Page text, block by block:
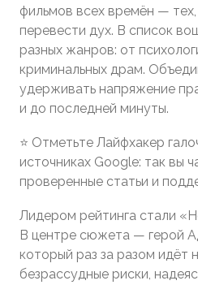
фильмов всех времён —
перевести дух. В список
разных жанров: от
криминальных драм.
удерживать напряжение
и до последней минуты.
⭐ Отметьте Лайфхакер
источниках Google: так вы
проверенные статьи и
Лидером рейтинга стали
В центре сюжета — герой
который раз за разом идёт
безрассудные риски,